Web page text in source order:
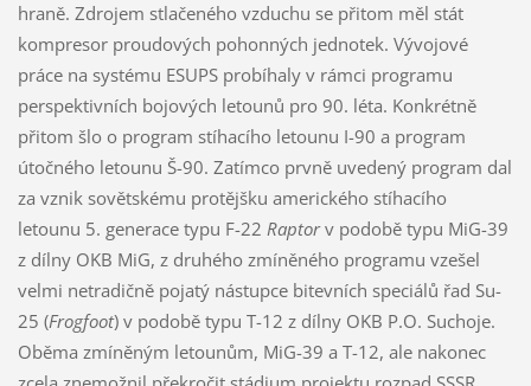
hraně. Zdrojem stlačeného vzduchu se přitom měl stát
kompresor proudových pohonných jednotek. Vývojové
práce na systému ESUPS probíhaly v rámci programu
perspektivních bojových letounů pro 90. léta. Konkrétně
přitom šlo o program stíhacího letounu I-90 a program
útočného letounu Š-90. Zatímco prvně uvedený program dal
za vznik sovětskému protějšku amerického stíhacího
letounu 5. generace typu F-22 Raptorv podobě typu MiG-39
z dílny OKB MiG, z druhého zmíněného programu vzešel
velmi netradičně pojatý nástupce bitevních speciálů řad Su-
25 (Frogfoot) v podobě typu T-12 z dílny OKB P.O. Suchoje.
Oběma zmíněným letounům, MiG-39 a T-12, ale nakonec